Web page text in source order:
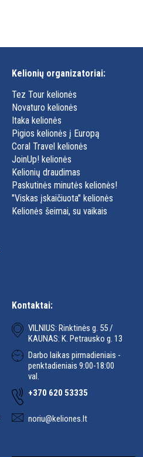
Kelionių organizatoriai:
Tez Tour kelionės
Novaturo kelionės
Itaka kelionės
Pigios kelionės į Europą
Coral Travel kelionės
JoinUp! kelionės
Kelionių draudimas
Paskutinės minutės kelionės!
"Viskas įskaičiuota" kelionės
Kelionės šeimai, su vaikais
Kontaktai:
VILNIUS: Rinktinės g. 55 /
KAUNAS: K. Petrausko g. 13
Darbo laikas pirmadieniais -
penktadieniais 9:00-18:00
val.
+370 620 53335
noriu@keliones.lt